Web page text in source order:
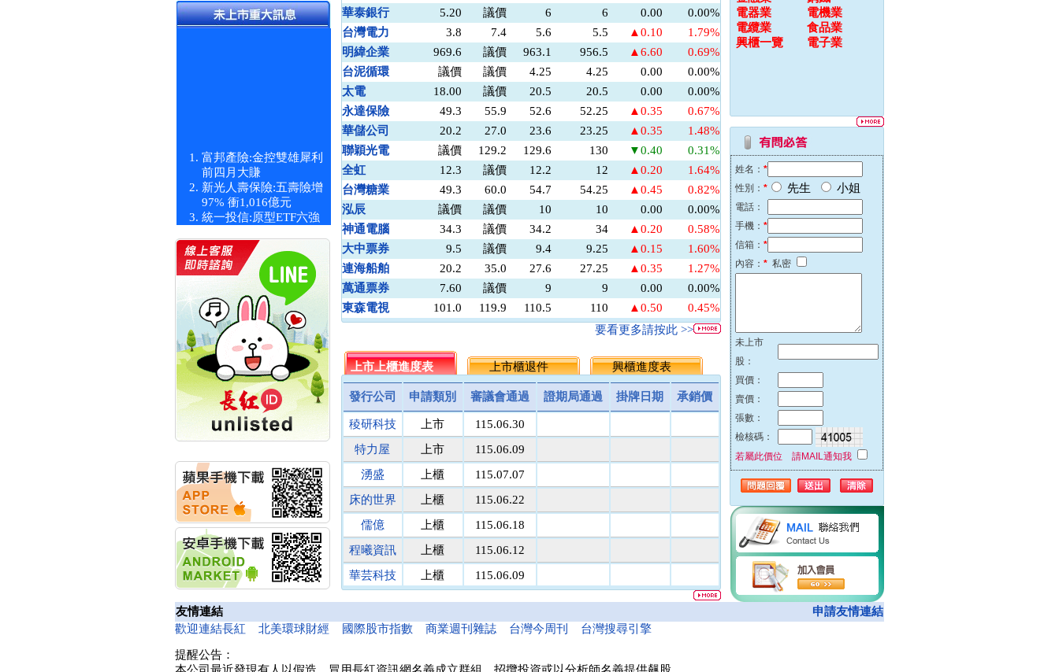
富邦產險:金控雙雄犀利
前四月大賺
新光人壽保險:五壽險增
97% 衝1,016億元
統一投信:原型ETF六強
漲逾九成
統一投信:主動式ETF溢
價 被盯上
新光人壽保險:新壽Q1外
價金將達996億
宇辰系統科技:宇辰業績
創新高 啟動興櫃轉上櫃
計畫
明緯企業:明緯永續科技
競賽 以電源驅動善的力
量
秀育企業:秀育SHO-U儲
能系統 獲國內首張CNS
認證
聯博投信:聯博00404A
華旭先進:代重要子公司
碩通散熱股份有限公司
公告董事會通過發言人
及代理發
華旭先進:代重要子公司
碩通散熱股份有限公司
公告董事會決議發行員
工認股權
華旭先進:代重要子公司
碩通散熱股份有限公司
公告董事會追認113年
向關係
碩通散熱股份有限公司
華泰銀行
5.20 議價 6 6 0.00
0.00%
台灣電力
3.8 7.4 5.6 5.5 ▲0.10
1.79%
明緯企業
969.6 議價 963.1 956.5 ▲6.60
0.69%
台泥循環
議價 議價 4.25 4.25 0.00
0.00%
太電
18.00 議價 20.5 20.5 0.00
0.00%
永達保險
49.3 55.9 52.6 52.25 ▲0.35
0.67%
華儲公司
20.2 27.0 23.6 23.25 ▲0.35
1.48%
聯穎光電
議價 129.2 129.6 130 ▼0.40
0.31%
全虹
12.3 議價 12.2 12 ▲0.20
1.64%
台灣糖業
49.3 60.0 54.7 54.25 ▲0.45
0.82%
泓辰
議價 議價 10 10 0.00
0.00%
神通電腦
34.3 議價 34.2 34 ▲0.20
0.58%
大中票券
9.5 議價 9.4 9.25 ▲0.15
1.60%
連海船舶
20.2 35.0 27.6 27.25 ▲0.35
1.27%
萬通票券
7.60 議價 9 9 0.00
0.00%
東森電視
101.0 119.9 110.5 110 ▲0.50
0.45%
5.5 ▲0.20
3.51%
台灣集保
131.1 171.8 151.5 149.5 ▲2.00
1.32%
馬上發
議價 8.1 8.1 8 ▲0.10
1.23%
民間全民
議價 議價 10 10 0.00
0.00%
鎧鉅科技
議價 議價
萬里遊
10.0 議價
醫電鼎眾
議價 41.9 42.0 42 0.00
0.00%
三信商銀
議價 13.7 13.6 13.5 ▲0.10
0.74%
菘凱科技
議價 10.0
東盈光電
議價 16.2
匯頂電腦
議價 10.0
南美特科
議價 364.5 364.8 365 ▼0.20
0.05%
台塑網科
70.00 議價 86 86 0.00
0.00%
捷揚光電
議價 249.5 249.8 250 ▼0.20
0.08%
新德科技
議價 20.1 20.1 20 ▲0.10
0.50%
諾瓦材料
議價 50.0 50.0 50 0.00
要看更多請按此 >>
上市上櫃進度表 上市櫃退件 興櫃進度表
發行公司 申請類別 審議會通過 證期局通過 掛牌日期 承銷價
稜研科技 上市
115.06.30
特力屋
上市
115.06.09
湧盛
上櫃
115.07.07
床的世界
上櫃
115.06.22
儒億
上櫃
115.06.18
程曦資訊
上櫃
115.06.12
華芸科技
上櫃
115.06.09
精華生醫
上櫃
115.06.16
和亞智慧
上櫃 115.05.21
電器業
電機業
電纜業
食品業
興櫃一覽
電子業
姓名： *
性別： * 先生 小姐
電話：
手機： *
信箱： *
內容： * 私密
未上市
股：
買價：
賣價：
張數：
檢核碼：
若屬此價位 請MAIL通知我
友情連結
申請友情連結
歡迎連結長紅
北美環球財經 國際股市指數 商業週刊雜誌 台灣今周刊 台灣搜尋引擎
提醒公告：